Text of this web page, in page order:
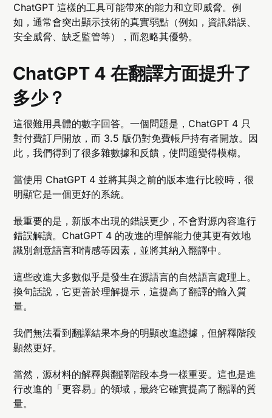
ChatGPT 這樣的工具可能帶來的能力和立即威脅。例
如，通常會突出顯示技術的真實弱點（例如，資訊錯誤、
安全威脅、缺乏監管等），而忽略其優勢。
ChatGPT 4 在翻譯方面提升了
多少？
這很難用具體的數字回答。一個問題是，ChatGPT 4 只
對付費訂戶開放，而 3.5 版仍對免費帳戶持有者開放。因
此，我們得到了很多雜數據和反饋，使問題變得模糊。
當使用 ChatGPT 4 並將其與之前的版本進行比較時，很
明顯它是一個更好的系統。
最重要的是，新版本出現的錯誤更少，不會對源內容進行
錯誤解讀。ChatGPT 4 的改進的理解能力使其更有效地
識別創意語言和情感等因素，並將其納入翻譯中。
這些改進大多數似乎是發生在源語言的自然語言處理上。
換句話說，它更善於理解提示，這提高了翻譯的輸入質
量。
我們無法看到翻譯結果本身的明顯改進證據，但解釋階段
顯然更好。
當然，源材料的解釋與翻譯階段本身一樣重要。這也是進
行改進的「更容易」的領域，最終它確實提高了翻譯的質
量。